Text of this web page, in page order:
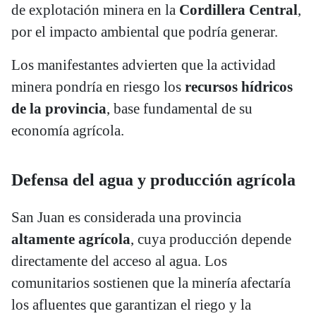
de explotación minera en la Cordillera Central,
por el impacto ambiental que podría generar.
Los manifestantes advierten que la actividad
minera pondría en riesgo los recursos hídricos
de la provincia, base fundamental de su
economía agrícola.
Defensa del agua y producción agrícola
San Juan es considerada una provincia
altamente agrícola, cuya producción depende
directamente del acceso al agua. Los
comunitarios sostienen que la minería afectaría
los afluentes que garantizan el riego y la